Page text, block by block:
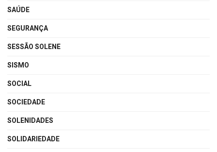
SAÚDE
SEGURANÇA
SESSÃO SOLENE
SISMO
SOCIAL
SOCIEDADE
SOLENIDADES
SOLIDARIEDADE